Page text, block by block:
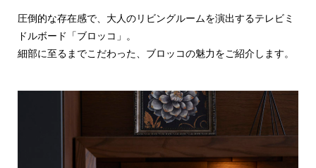
圧倒的な存在感で、大人のリビングルームを演出するテレビミ
ドルボード「ブロッコ」。
細部に至るまでこだわった、ブロッコの魅力をご紹介します。